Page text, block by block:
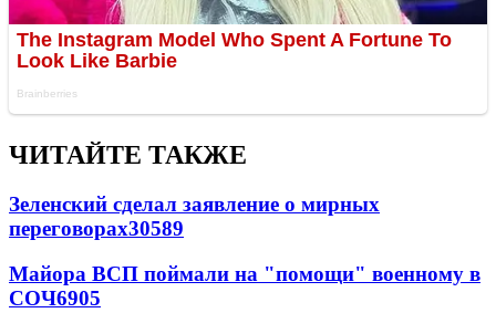
ЧИТАЙТЕ ТАКЖЕ
Зеленский сделал заявление о мирных
переговорах30589
Майора ВСП поймали на "помощи" военному в
СОЧ6905